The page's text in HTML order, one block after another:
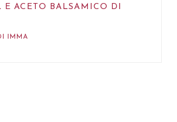
E ACETO BALSAMICO DI
IMMA